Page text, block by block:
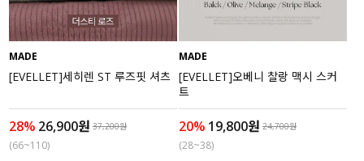
MADE
세트할인 ~30%
살안타템
니트
블라우스
MADE
[EVELLET]세히렌 ST 루즈핏 셔츠
28% 26,900원 37,200원
(66~110)
MADE
[EVELLET]오베니 찰랑 맥시 스커
트
20% 19,800원 24,700원
(28~38)